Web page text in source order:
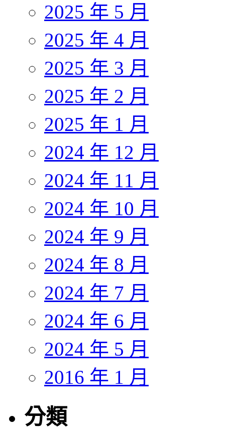
2025 年 5 月
2025 年 4 月
2025 年 3 月
2025 年 2 月
2025 年 1 月
2024 年 12 月
2024 年 11 月
2024 年 10 月
2024 年 9 月
2024 年 8 月
2024 年 7 月
2024 年 6 月
2024 年 5 月
2016 年 1 月
分類